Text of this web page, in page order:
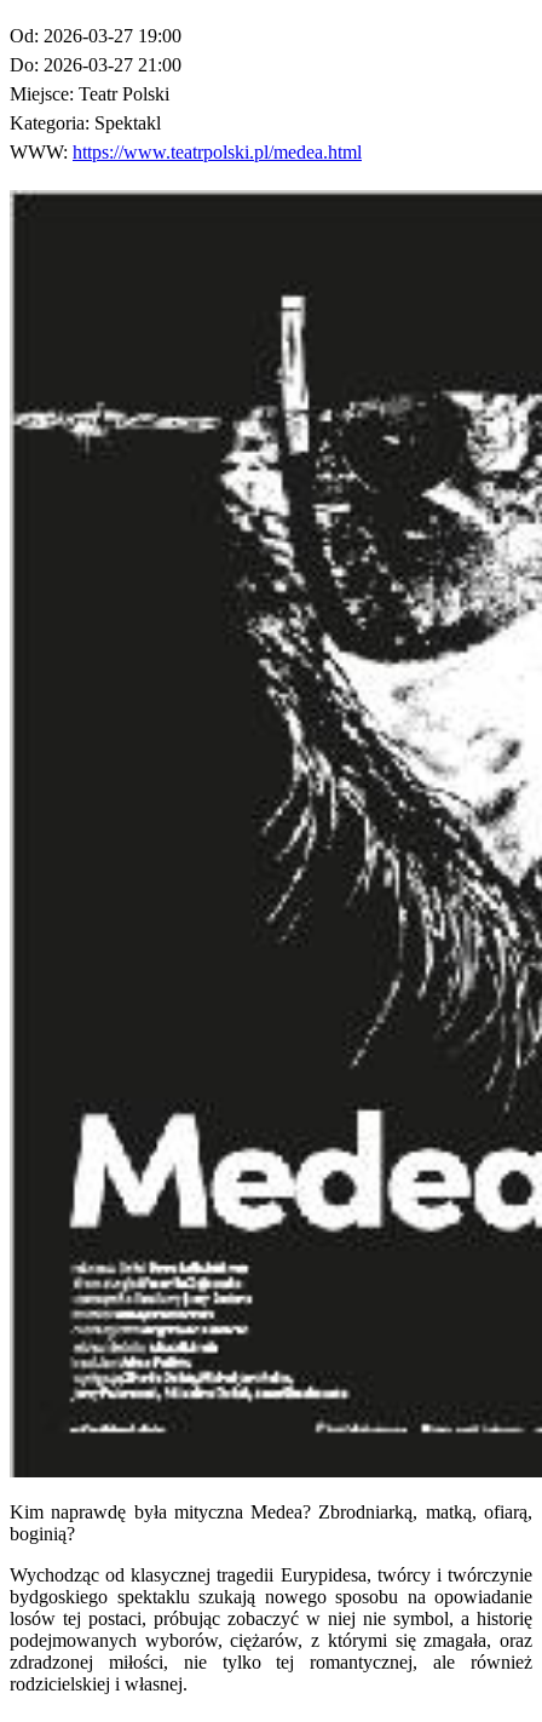
Od: 2026-03-27 19:00
Do: 2026-03-27 21:00
Miejsce: Teatr Polski
Kategoria: Spektakl
WWW: https://www.teatrpolski.pl/medea.html
Kim naprawdę była mityczna Medea? Zbrodniarką, matką, ofiarą,
boginią?
Wychodząc od klasycznej tragedii Eurypidesa, twórcy i twórczynie
bydgoskiego spektaklu szukają nowego sposobu na opowiadanie
losów tej postaci, próbując zobaczyć w niej nie symbol, a historię
podejmowanych wyborów, ciężarów, z którymi się zmagała, oraz
zdradzonej miłości, nie tylko tej romantycznej, ale również
rodzicielskiej i własnej.